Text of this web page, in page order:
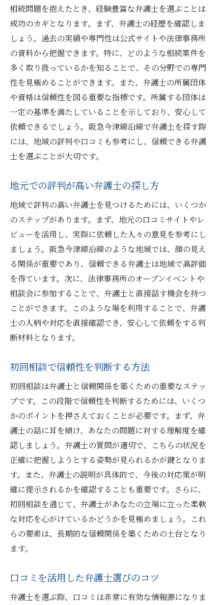
相続問題を抱えたとき、経験豊富な弁護士を選ぶことは
成功のカギとなります。まず、弁護士の経歴を確認しま
しょう。過去の実績や専門性は公式サイトや法律事務所
の資料から把握できます。特に、どのような相続案件を
多く取り扱っているかを知ることで、その分野での専門
性を見極めることができます。また、弁護士の所属団体
や資格は信頼性を図る重要な指標です。所属する団体は
一定の基準を満たしていることを示しており、安心して
依頼できるでしょう。阪急今津線沿線で弁護士を探す際
には、地域の評判や口コミも参考にし、信頼できる弁護
士を選ぶことが大切です。
地元での評判が高い弁護士の探し方
地域で評判の高い弁護士を見つけるためには、いくつか
のステップがあります。まず、地元の口コミサイトやレ
ビューを活用し、実際に依頼した人々の意見を参考にし
ましょう。阪急今津線沿線のような地域では、顔の見え
る関係が重要であり、信頼できる弁護士は地域で高評価
を得ています。次に、法律事務所のオープンイベントや
相談会に参加することで、弁護士と直接話す機会を持つ
ことができます。このような場を利用することで、弁護
士の人柄や対応を直接確認でき、安心して依頼をする判
断材料となります。
初回相談で信頼性を判断する方法
初回相談は弁護士と信頼関係を築くための重要なステッ
プです。この段階で信頼性を判断するためには、いくつ
かのポイントを押さえておくことが必要です。まず、弁
護士の話に耳を傾け、あなたの問題に対する理解度を確
認しましょう。弁護士の質問が適切で、こちらの状況を
正確に把握しようとする姿勢が見られるかが鍵となりま
す。また、弁護士の説明が具体的で、今後の対応策が明
確に提示されるかを確認することも重要です。さらに、
初回相談を通じて、弁護士があなたの立場に立った柔軟
な対応を心がけているかどうかを見極めましょう。これ
らの要素は、長期的な信頼関係を築くための土台となり
ます。
口コミを活用した弁護士選びのコツ
弁護士を選ぶ際、口コミは非常に有効な情報源になりま